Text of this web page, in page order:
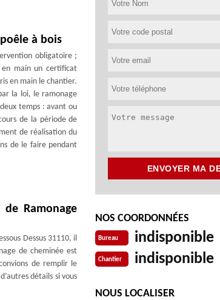
à bois
obligatoire ;
en main un certificat
en main le chantier.
la loi, le ramonage
temps : avant ou
de la période de
de réalisation du
de le faire pendant
Ramonage
Dessus 31110, il
de cheminée est
de remplir le
détails si vous
NOS COORDONNÉES
Bureau indisponible
Chantier indisponible
NOUS LOCALISER